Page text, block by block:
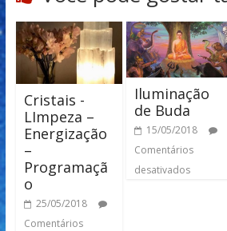
Cristais -
LImpeza –
Energização
–
Programaçã
o
25/05/2018
Comentários
Iluminação
de Buda
15/05/2018
Comentários
desativados